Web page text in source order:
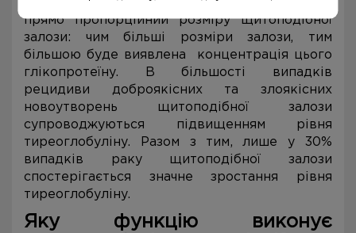
кровотік. Рівень тиреоглобуліну в крові
прямо пропорційний розміру щитоподібної
залози: чим більші розміри залози, тим
більшою буде виявлена концентрація цього
глікопротеїну. В більшості випадків
рецидиви доброякісних та злоякісних
новоутворень щитоподібної залози
супроводжуються підвищенням рівня
тиреоглобуліну. Разом з тим, лише у 30%
випадків раку щитоподібної залози
спостерігається значне зростання рівня
тиреоглобуліну.
Яку функцію виконує